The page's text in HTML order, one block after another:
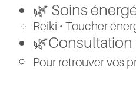
🌿 Soins
Reiki • Toucher
🌿Consultation
Pour retrouver vos